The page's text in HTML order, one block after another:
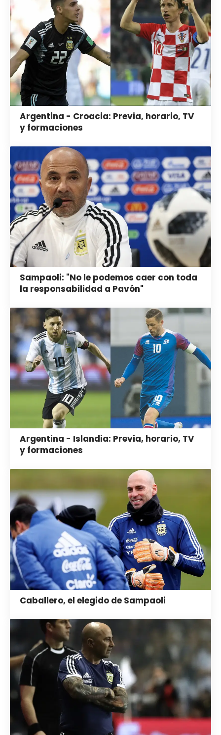
Argentina - Croacia: Previa, horario, TV
y formaciones
Sampaoli: "No le podemos caer con toda
la responsabilidad a Pavón"
Argentina - Islandia: Previa, horario, TV
y formaciones
Caballero, el elegido de Sampaoli